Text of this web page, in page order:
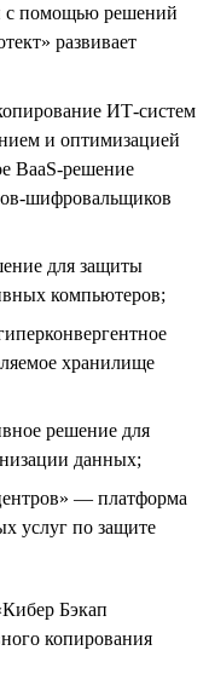
с помощью решений
развивает
ИТ-систем
и оптимизацией
BaaS-решение
шифровальщиков
для защиты
компьютеров;
хранилище
решение для
данных;
— платформа
услуг по защите
Бэкап
копирования